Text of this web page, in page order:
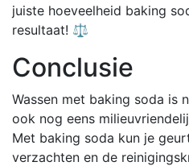
juiste hoeveelheid baking
resultaat! ⚖️
Conclusie
Wassen met baking soda is
ook nog eens
Met baking soda kun je
verzachten en de